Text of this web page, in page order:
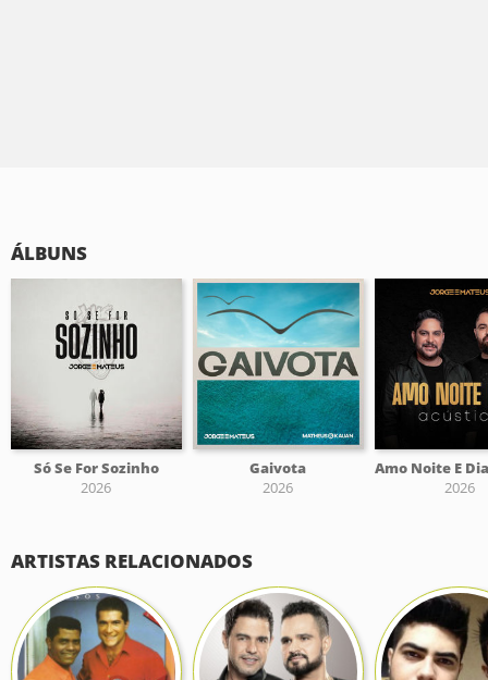
ÁLBUNS
Só Se For Sozinho
2026
Gaivota
2026
2026
ARTISTAS RELACIONADOS